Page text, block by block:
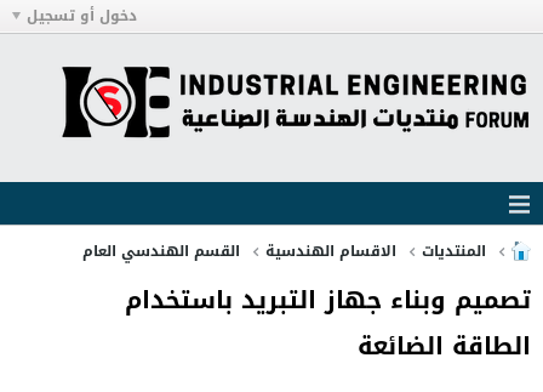
دخول أو تسجيل
المنتديات الاقسام الهندسية القسم الهندسي العام
تصميم وبناء جهاز التبريد باستخدام
الطاقة الضائعة